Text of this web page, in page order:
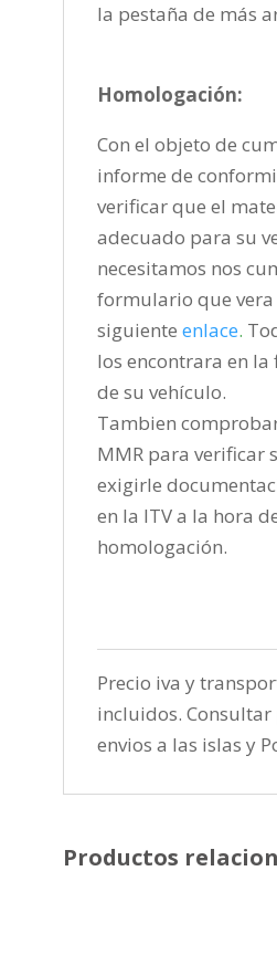
la pestaña de más
Homologación:
Con el objeto de
informe de
verificar que el
adecuado para su
necesitamos nos
formulario que vera
siguiente enlace.
los encontrara en la
de su vehículo.
Tambien
MMR para verificar
exigirle
en la ITV a la hora
homologación.
Precio iva y
incluidos.
envios a las islas y
Productos